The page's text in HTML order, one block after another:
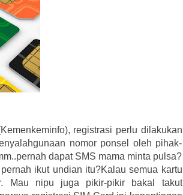
registrasi perlu dilakukan
nomor ponsel oleh pihak-
dapat SMS mama minta pulsa?
ikut undian itu?Kalau semua kartu
Mau nipu juga pikir-pikir bakal takut